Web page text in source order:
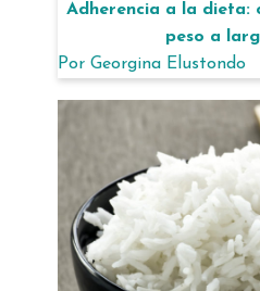
Adherencia a la dieta:
peso a
Por Georgina Elustondo